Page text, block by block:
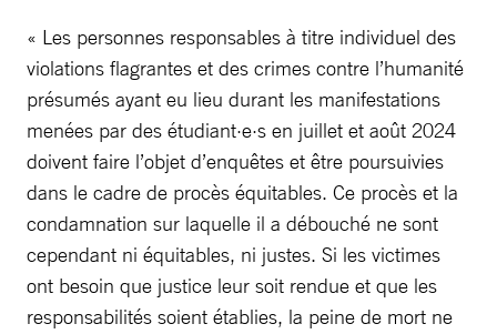
« Les personnes responsables à titre individuel des
violations flagrantes et des crimes contre l’humanité
présumés ayant eu lieu durant les manifestations
menées par des étudiant·e·s en juillet et août 2024
doivent faire l’objet d’enquêtes et être poursuivies
dans le cadre de procès équitables. Ce procès et la
condamnation sur laquelle il a débouché ne sont
cependant ni équitables, ni justes. Si les victimes
ont besoin que justice leur soit rendue et que les
responsabilités soient établies, la peine de mort ne